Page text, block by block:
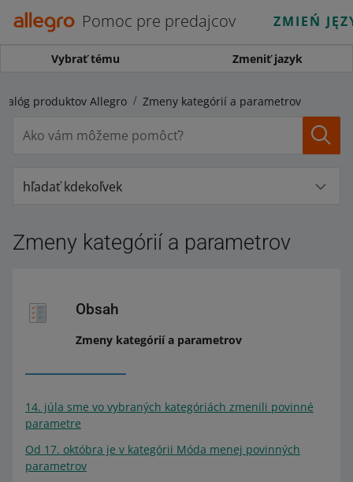
Pomoc pre predajcov ZMIEŃ
Vybrať tému Zmeniť jazyk
produktov Allegro Zmeny kategórií a parametrov
hľadať kdekoľvek
Zmeny kategórií a parametrov
Obsah
Zmeny kategórií a parametrov
14. júla sme vo vybraných kategóriách zmenili povinné
parametre
Od 17. októbra je v kategórii Móda menej povinných
parametrov